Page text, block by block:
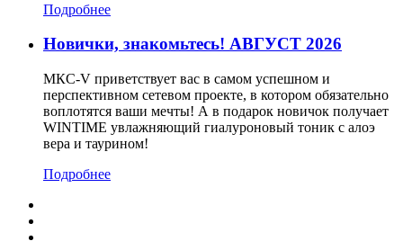
Подробнее
Новички, знакомьтесь! АВГУСТ 2026
МКС-V приветствует вас в самом успешном и
перспективном сетевом проекте, в котором обязательно
воплотятся ваши мечты! А в подарок новичок получает
WINTIME увлажняющий гиалуроновый тоник с алоэ
вера и таурином!
Подробнее